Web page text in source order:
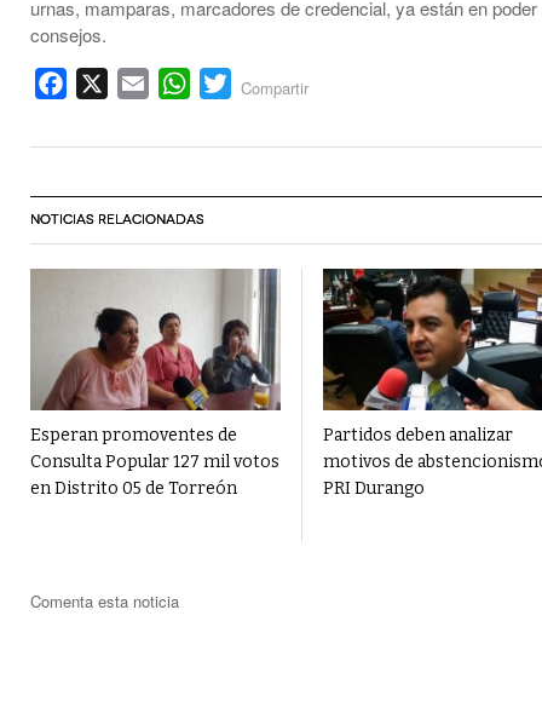
urnas, mamparas, marcadores de credencial, ya están en poder
consejos.
Facebook Email WhatsApp
Twitter
Compartir
NOTICIAS RELACIONADAS
Esperan promoventes de
Consulta Popular 127 mil votos
en Distrito 05 de Torreón
Partidos deben analizar
motivos de
PRI Durango
Comenta esta noticia